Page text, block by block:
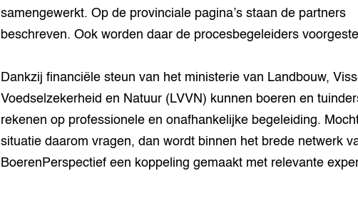
samengewerkt. Op de provinciale pagina’s staan de partners
beschreven. Ook worden daar de procesbegeleiders
Dankzij financiële steun van het ministerie van Landbouw,
Voedselzekerheid en Natuur (LVVN) kunnen boeren en
rekenen op professionele en onafhankelijke begeleiding.
situatie daarom vragen, dan wordt binnen het brede netwerk
BoerenPerspectief een koppeling gemaakt met relevante